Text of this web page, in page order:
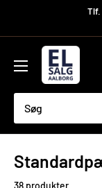
Tlf.
El-
Salg
Aalborg
A/S
38 produkter